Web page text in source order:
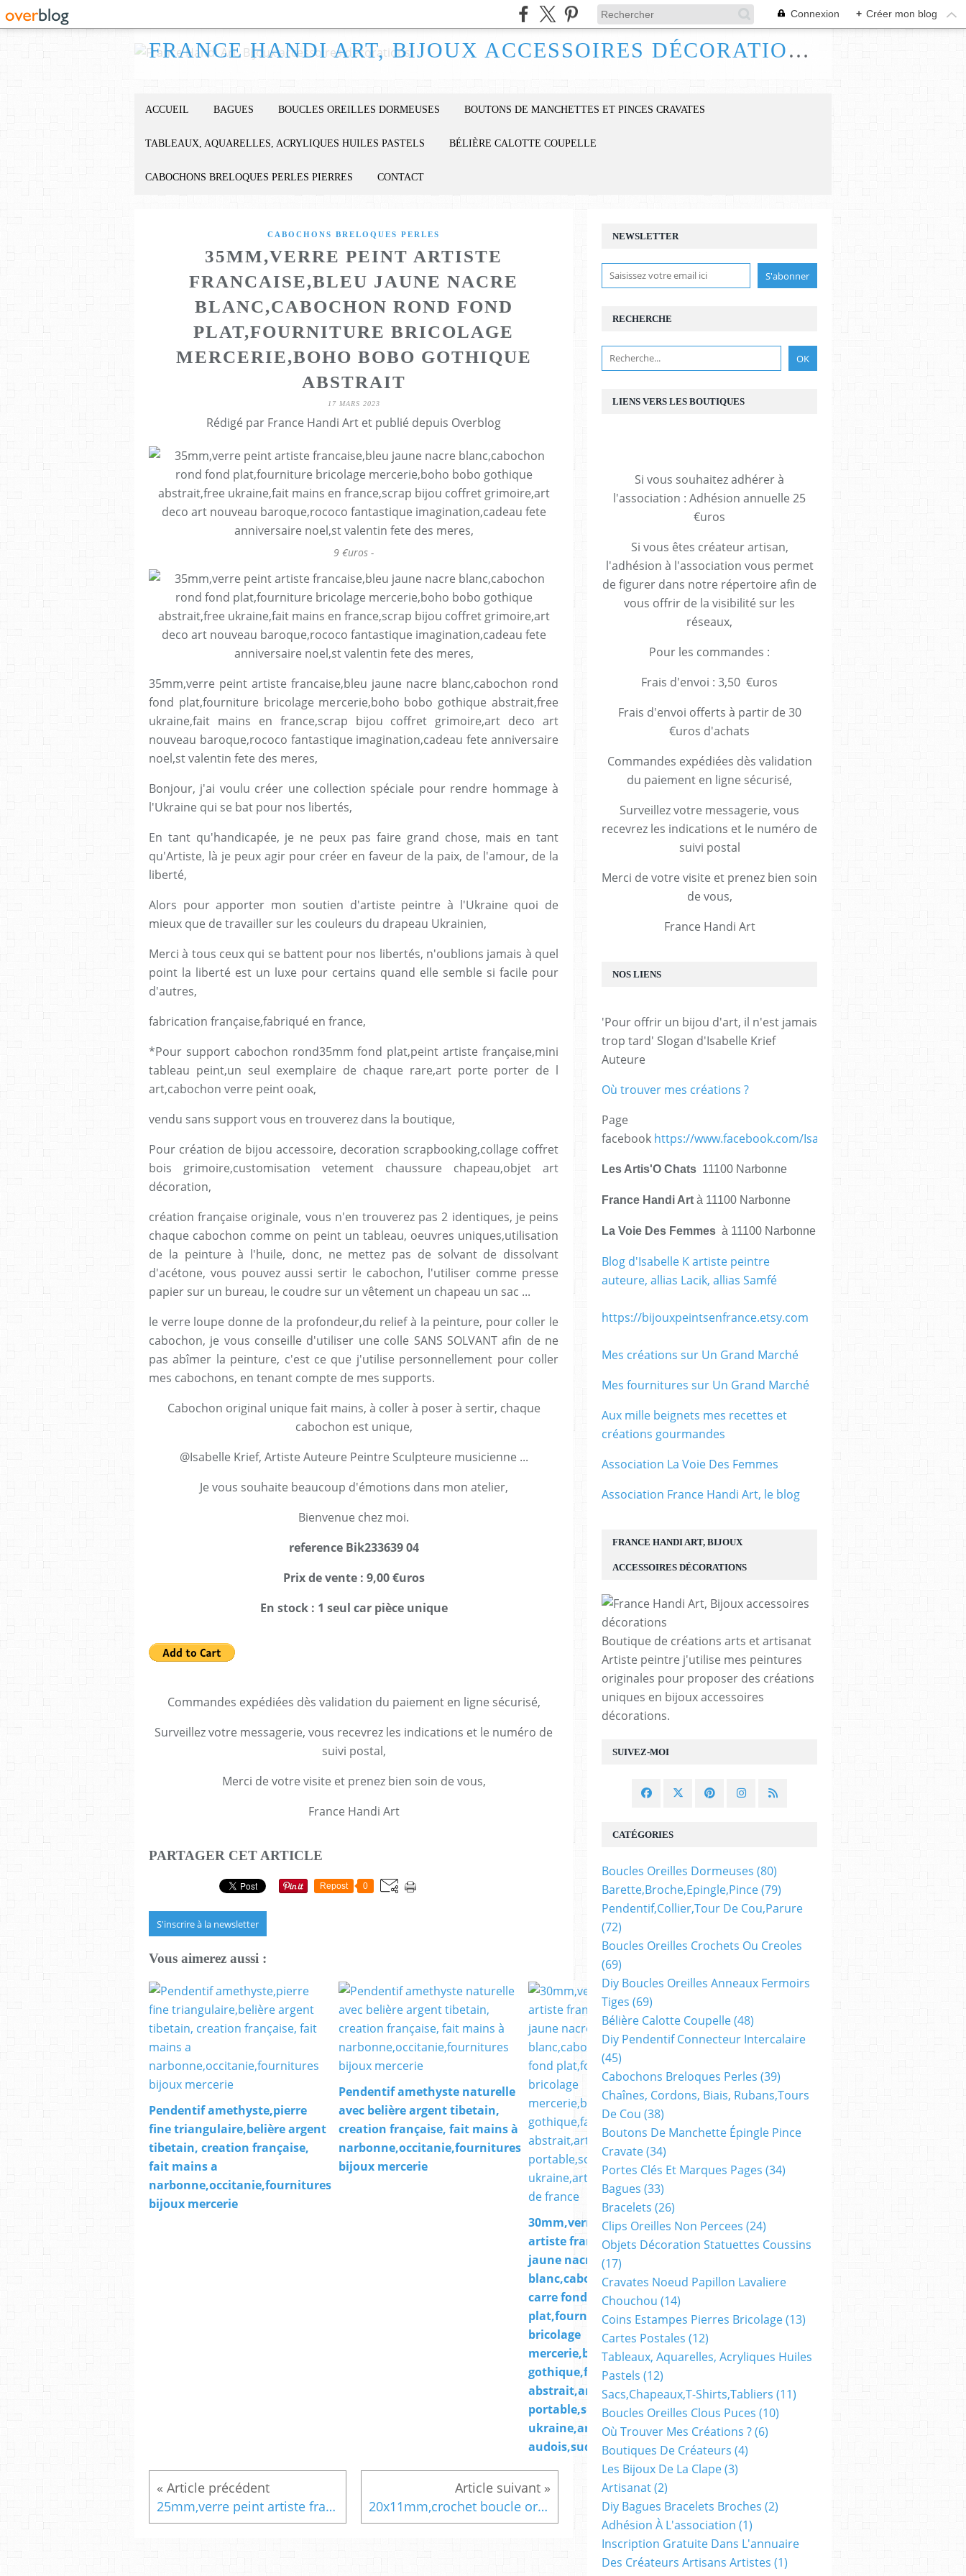
Connexion + Créer mon blog
FRANCE HANDI ART, BIJOUX ACCESSOIRES DÉCORATIONS
ACCUEIL BAGUES BOUCLES OREILLES DORMEUSES BOUTONS DE MANCHETTES ET PINCES CRAVATES
TABLEAUX, AQUARELLES, ACRYLIQUES HUILES PASTELS BÉLIÈRE CALOTTE COUPELLE
CABOCHONS BRELOQUES PERLES PIERRES CONTACT
CABOCHONS BRELOQUES PERLES
35MM,VERRE PEINT ARTISTE
FRANCAISE,BLEU JAUNE NACRE
BLANC,CABOCHON ROND FOND
PLAT,FOURNITURE BRICOLAGE
MERCERIE,BOHO BOBO GOTHIQUE
ABSTRAIT
17 MARS 2023
Rédigé par France Handi Art et publié depuis Overblog
9 €uros -
35mm,verre peint artiste francaise,bleu jaune nacre blanc,cabochon rond
fond plat,fourniture bricolage mercerie,boho bobo gothique abstrait,free
ukraine,fait mains en france,scrap bijou coffret grimoire,art deco art
nouveau baroque,rococo fantastique imagination,cadeau fete anniversaire
noel,st valentin fete des meres,
Bonjour, j'ai voulu créer une collection spéciale pour rendre hommage à
l'Ukraine qui se bat pour nos libertés,
En tant qu'handicapée, je ne peux pas faire grand chose, mais en tant
qu'Artiste, là je peux agir pour créer en faveur de la paix, de l'amour, de la
liberté,
Alors pour apporter mon soutien d'artiste peintre à l'Ukraine quoi de
mieux que de travailler sur les couleurs du drapeau Ukrainien,
Merci à tous ceux qui se battent pour nos libertés, n'oublions jamais à quel
point la liberté est un luxe pour certains quand elle semble si facile pour
d'autres,
fabrication française,fabriqué en france,
*Pour support cabochon rond35mm fond plat,peint artiste française,mini
tableau peint,un seul exemplaire de chaque rare,art porte porter de l
art,cabochon verre peint ooak,
vendu sans support vous en trouverez dans la boutique,
Pour création de bijou accessoire, decoration scrapbooking,collage coffret
bois grimoire,customisation vetement chaussure chapeau,objet art
décoration,
création française originale, vous n'en trouverez pas 2 identiques, je peins
chaque cabochon comme on peint un tableau, oeuvres uniques,utilisation
de la peinture à l'huile, donc, ne mettez pas de solvant de dissolvant
d'acétone, vous pouvez aussi sertir le cabochon, l'utiliser comme presse
papier sur un bureau, le coudre sur un vêtement un chapeau un sac ...
le verre loupe donne de la profondeur,du relief à la peinture, pour coller le
cabochon, je vous conseille d'utiliser une colle SANS SOLVANT afin de ne
pas abîmer la peinture, c'est ce que j'utilise personnellement pour coller
mes cabochons, en tenant compte de mes supports.
Cabochon original unique fait mains, à coller à poser à sertir, chaque
cabochon est unique,
@Isabelle Krief, Artiste Auteure Peintre Sculpteure musicienne ...
Je vous souhaite beaucoup d'émotions dans mon atelier,
Bienvenue chez moi.
reference Bik233639 04
Prix de vente : 9,00 €uros
En stock : 1 seul car pièce unique
Commandes expédiées dès validation du paiement en ligne sécurisé,
Surveillez votre messagerie, vous recevrez les indications et le numéro de
suivi postal,
Merci de votre visite et prenez bien soin de vous,
France Handi Art
PARTAGER CET ARTICLE
Repost 0
S'inscrire à la newsletter
Vous aimerez aussi :
Pendentif amethyste,pierre
fine triangulaire,belière argent
tibetain, creation française,
fait mains a
narbonne,occitanie,fournitures
bijoux mercerie
Pendentif amethyste naturelle
avec belière argent tibetain,
creation française, fait mains à
narbonne,occitanie,fournitures
bijoux mercerie
30mm,verre peint
artiste francaise,bleu
jaune nacre
blanc,cabochon
carre fond
plat,fourniture
bricolage
mercerie,boho bobo
gothique,fantastique
abstrait,art
portable,soutenir l
ukraine,art
audois,sud de france
8mm,perle ronde
larimar bleue,pierre
fine semi
precieuse,trou
1mm,fourniture
bricolage mercerie,diy
ethnique,lithotherapie
bien etre therapie
25mm,verre peint artiste française,cabochon rond bleu jaune nacre blanc,hommage Ukraine,fourniture bricolage mercerie,boho bobo gothique fantastique,art portable 20x11mm,crochet boucle oreille,laiton argente rhodié, fourniture bricolage mercerie, diy bijou accessoire décoration,scrapbooking,gothique vintage retro,baroque punk kawaii,boheme victorien edouardien,ateliers du fait mains,art deco art nouveau
NEWSLETTER
SUIVEZ-MOI
RECHERCHE
FRANCE HANDI ART, BIJOUX
ACCESSOIRES DÉCORATIONS
Boutique de créations arts et artisanat
Artiste peintre j'utilise mes peintures
originales pour proposer des créations
uniques en bijoux accessoires
décorations.
CATÉGORIES
Boucles Oreilles Dormeuses (80)
Barette,broche,epingle,pince(79)
Pendentif,collier,tour De Cou,parure
(72)
Boucles Oreilles Crochets Ou Creoles
(69)
Diy Boucles Oreilles Anneaux Fermoirs
Tiges (69)
Bélière Calotte Coupelle(48)
Diy Pendentif Connecteur Intercalaire
(45)
Cabochons Breloques Perles (39)
Chaînes, Cordons, Biais, Rubans,tours
De Cou (38)
Boutons De Manchette Épingle Pince
Cravate(34)
Portes Clés Et Marques Pages (34)
Bagues (33)
Bracelets (26)
Clips Oreilles Non Percees (24)
Objets Décoration Statuettes Coussins
(17)
Cravates Noeud Papillon Lavaliere
Chouchou (14)
Coins Estampes Pierres Bricolage(13)
Cartes Postales (12)
Tableaux, Aquarelles, Acryliques Huiles
Pastels (12)
Sacs,chapeaux,t-Shirts,tabliers (11)
Boucles Oreilles Clous Puces (10)
Où Trouver Mes Créations ?(6)
Boutiques De Créateurs (4)
Les Bijoux De La Clape(3)
Artisanat(2)
Diy Bagues Bracelets Broches (2)
Adhésion À L'association (1)
Inscription Gratuite Dans L'annuaire
Des Créateurs Artisans Artistes (1)
LIENS VERS LES BOUTIQUES
Si vous souhaitez adhérer à
l'association : Adhésion annuelle 25
€uros
Si vous êtes créateur artisan,
l'adhésion à l'association vous permet
de figurer dans notre répertoire afin de
vous offrir de la visibilité sur les
réseaux,
Pour les commandes :
Frais d'envoi : 3,50 €uros
Frais d'envoi offerts à partir de 30
€uros d'achats
Commandes expédiées dès validation
du paiement en ligne sécurisé,
Surveillez votre messagerie, vous
recevrez les indications et le numéro de
suivi postal
Merci de votre visite et prenez bien soin
de vous,
France Handi Art
NOS LIENS
'Pour offrir un bijou d'art, il n'est jamais
trop tard' Slogan d'Isabelle Krief
Auteure
Où trouver mes créations ?
Page
facebook https://www.facebook.com/IsabelleKrief.ArtistePeintre/
Les Artis'O Chats 11100 Narbonne
France Handi Art à 11100 Narbonne
La Voie Des Femmes à 11100 Narbonne
Blog d'Isabelle K artiste peintre
auteure, allias Lacik, allias Samfé
https://bijouxpeintsenfrance.etsy.com
Mes créations sur Un Grand Marché
Mes fournitures sur Un Grand Marché
Aux mille beignets mes recettes et
créations gourmandes
Association La Voie Des Femmes
Association France Handi Art, le blog